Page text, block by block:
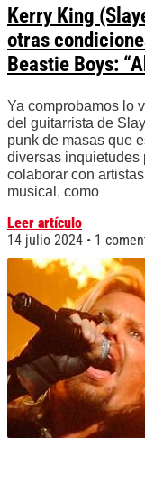
Kerry King
otras
Beastie Boys:
Ya comprobamos lo
del guitarrista de
punk de masas que
diversas inquietudes
colaborar con
musical, como
Leer artículo
14 julio 2024
1